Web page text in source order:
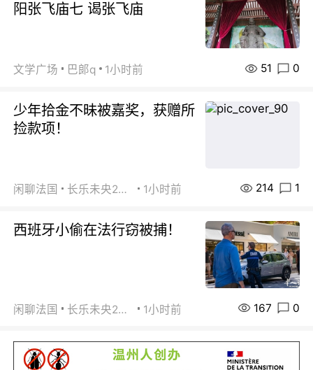
阳张飞庙七 谒张飞庙
文学广场 巴郞q 1小时前 51 0
少年拾金不昧被嘉奖，获赠所
捡款项！
闲聊法国 长乐未央2015 1小时前 214 1
西班牙小偷在法行窃被捕！
闲聊法国 长乐未央2015 1小时前 167 0